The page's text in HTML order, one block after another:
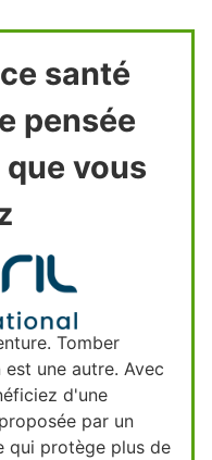
santé
pensée
vous
Tomber
une autre. Avec
d'une
par un
qui protège plus de